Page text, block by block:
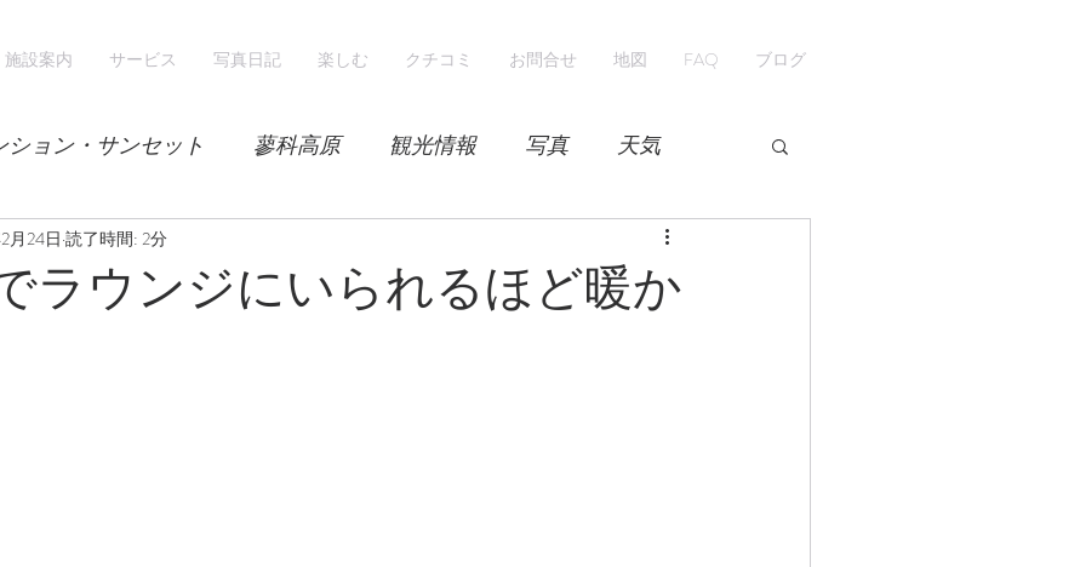
施設案内 サービス 写真日記 楽しむ クチコミ お問合せ 地図 FAQ ブログ
ション・サンセット 蓼科高原 観光情報 写真 天気
レンゲツツジ 紅葉
ラウンジにいられるほど暖か
月24日 読了時間: 2分